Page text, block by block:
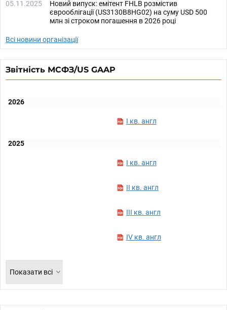
05.11.2025
Новий випуск: емітент FHLB розмістив
єврооблігації (US3130B8HG02) на суму USD 500
млн зі строком погашення в 2026 році
Всі новини організації
Звітність МСФЗ/US GAAP
2026
I кв. англ
2025
I кв. англ
II кв. англ
III кв. англ
IV кв. англ
Показати всі